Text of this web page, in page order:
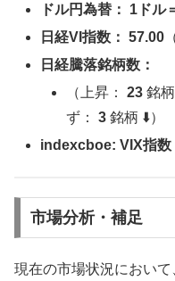
ドル円為替： 1ドル
日経VI指数： 57.00
日経騰落銘柄数：
（上昇：23 銘
ず：3 銘柄 ⬇️）
indexcboe: VIX指数
市場分析・補足
現在の市場状況におい